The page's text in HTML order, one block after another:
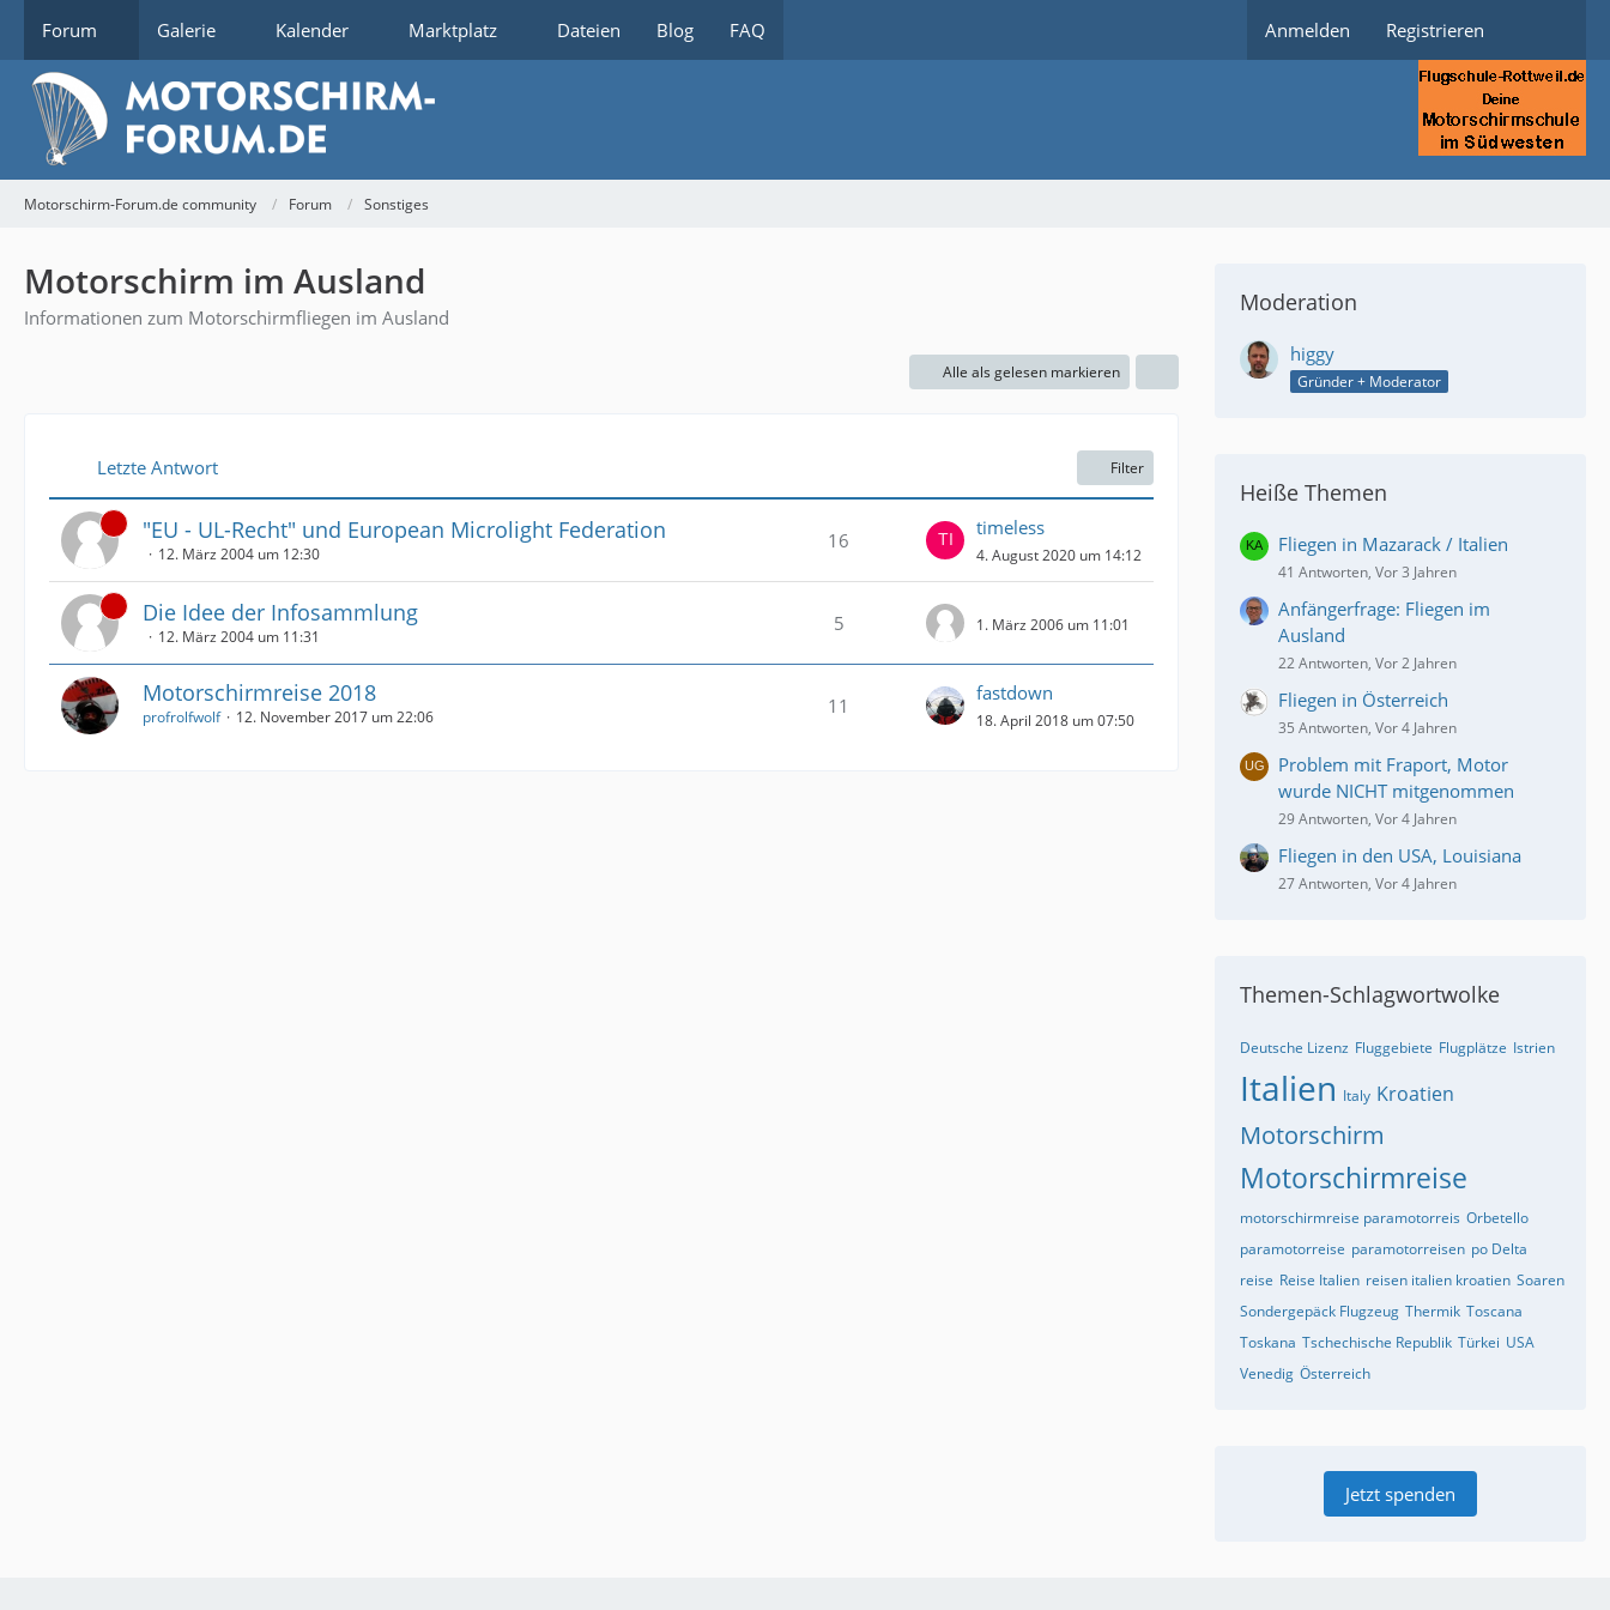
Forum Galerie Kalender Marktplatz Dateien Blog FAQ Anmelden Registrieren
Motorschirm-Forum.de community Forum Sonstiges
Motorschirm im Ausland
Informationen zum Motorschirmfliegen im Ausland
Alle als gelesen markieren
Letzte Antwort Filter
"EU - UL-Recht" und European Microlight Federation
12. März 2004 um 12:30
16
timeless
4. August 2020 um 14:12
Die Idee der Infosammlung
12. März 2004 um 11:31
5 1. März 2006 um 11:01
Motorschirmreise 2018
profrolfwolf 12. November 2017 um 22:06 11
fastdown
18. April 2018 um 07:50
Moderation
higgy
Gründer + Moderator
Heiße Themen
Fliegen in Mazarack / Italien
41 Antworten, Vor 3 Jahren
Anfängerfrage: Fliegen im
Ausland
22 Antworten, Vor 2 Jahren
Fliegen in Österreich
35 Antworten, Vor 4 Jahren
Problem mit Fraport, Motor
wurde NICHT mitgenommen
29 Antworten, Vor 4 Jahren
Fliegen in den USA, Louisiana
27 Antworten, Vor 4 Jahren
Themen-Schlagwortwolke
Deutsche Lizenz Fluggebiete Flugplätze Istrien
Italien Italy Kroatien
Motorschirm
Motorschirmreise
motorschirmreise paramotorreis Orbetello
paramotorreise paramotorreisen po Delta
reise Reise Italien reisen italien kroatien Soaren
Sondergepäck Flugzeug Thermik Toscana
Toskana Tschechische Republik Türkei USA
Venedig Österreich
Jetzt spenden